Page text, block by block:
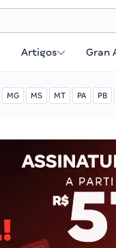
Artigos Gran
MG MS MT PA PB